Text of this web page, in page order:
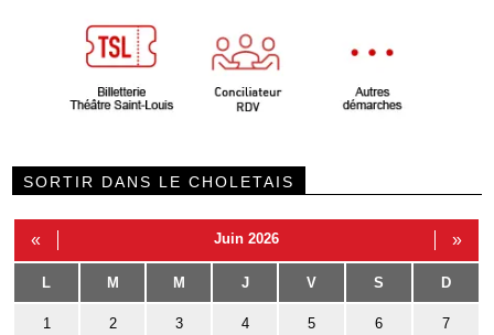
SORTIR DANS LE CHOLETAIS
« Juin 2026 »
L M M J V S D
1 2 3 4 5 6 7